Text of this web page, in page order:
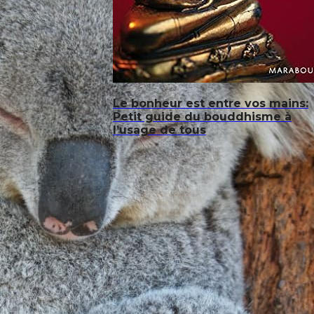
Le bonheur est entre vos mains:
Petit guide du bouddhisme à
l’usage de tous